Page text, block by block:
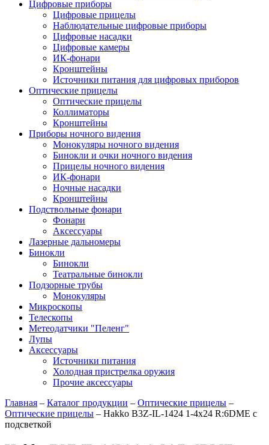
Цифровые приборы
Цифровые прицелы
Наблюдательные цифровые приборы
Цифровые насадки
Цифровые камеры
ИК-фонари
Кронштейны
Источники питания для цифровых приборов
Оптические прицелы
Оптические прицелы
Коллиматоры
Кронштейны
Приборы ночного видения
Монокуляры ночного видения
Бинокли и очки ночного видения
Прицелы ночного видения
ИК-фонари
Ночные насадки
Кронштейны
Подствольные фонари
Фонари
Аксессуары
Лазерные дальномеры
Бинокли
Бинокли
Театральные бинокли
Подзорные трубы
Монокуляры
Микроскопы
Телескопы
Метеодатчики "Пеленг"
Лупы
Аксессуары
Источники питания
Холодная пристрелка оружия
Прочие аксессуары
Главная – Каталог продукции – Оптические прицелы –
Оптические прицелы – Hakko B3Z-IL-1424 1-4x24 R:6DME с
подсветкой